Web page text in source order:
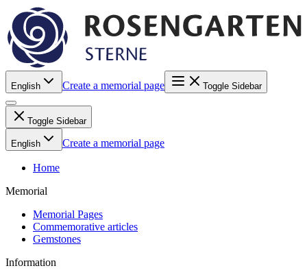
English Create a memorial page Toggle Sidebar
Toggle Sidebar
English Create a memorial page
Home
Memorial
Memorial Pages
Commemorative articles
Gemstones
Information